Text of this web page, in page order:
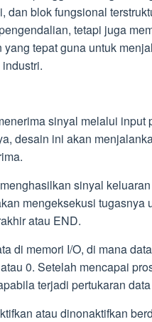
dan blok fungsional
tetapi juga
tepat guna untuk
sinyal melalui input
desain ini akan
sinyal
mengeksekusi tugasnya
atau END.
di memori I/O, di mana
0. Setelah mencapai
terjadi pertukaran
atau dinonaktifkan